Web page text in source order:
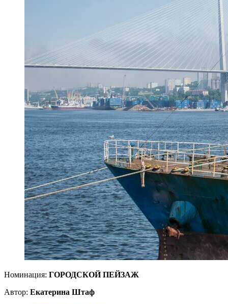
Номинация: ГОРОДСКОЙ ПЕЙЗАЖ
Автор: Екатерина Штаф